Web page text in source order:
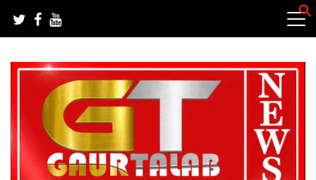
content